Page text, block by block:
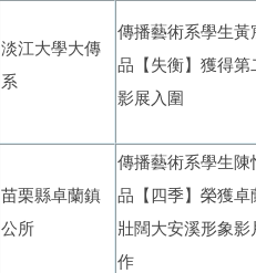
淡江大學大傳
系
傳播藝術系學生黃
品【失衡】獲得第
影展入圍
苗栗縣卓蘭鎮
公所
傳播藝術系學生陳
品【四季】榮獲卓
壯闊大安溪形象影
作